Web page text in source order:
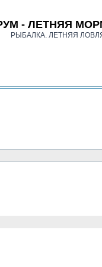
- ЛЕТНЯЯ
РЫБАЛКА. ЛЕТНЯЯ